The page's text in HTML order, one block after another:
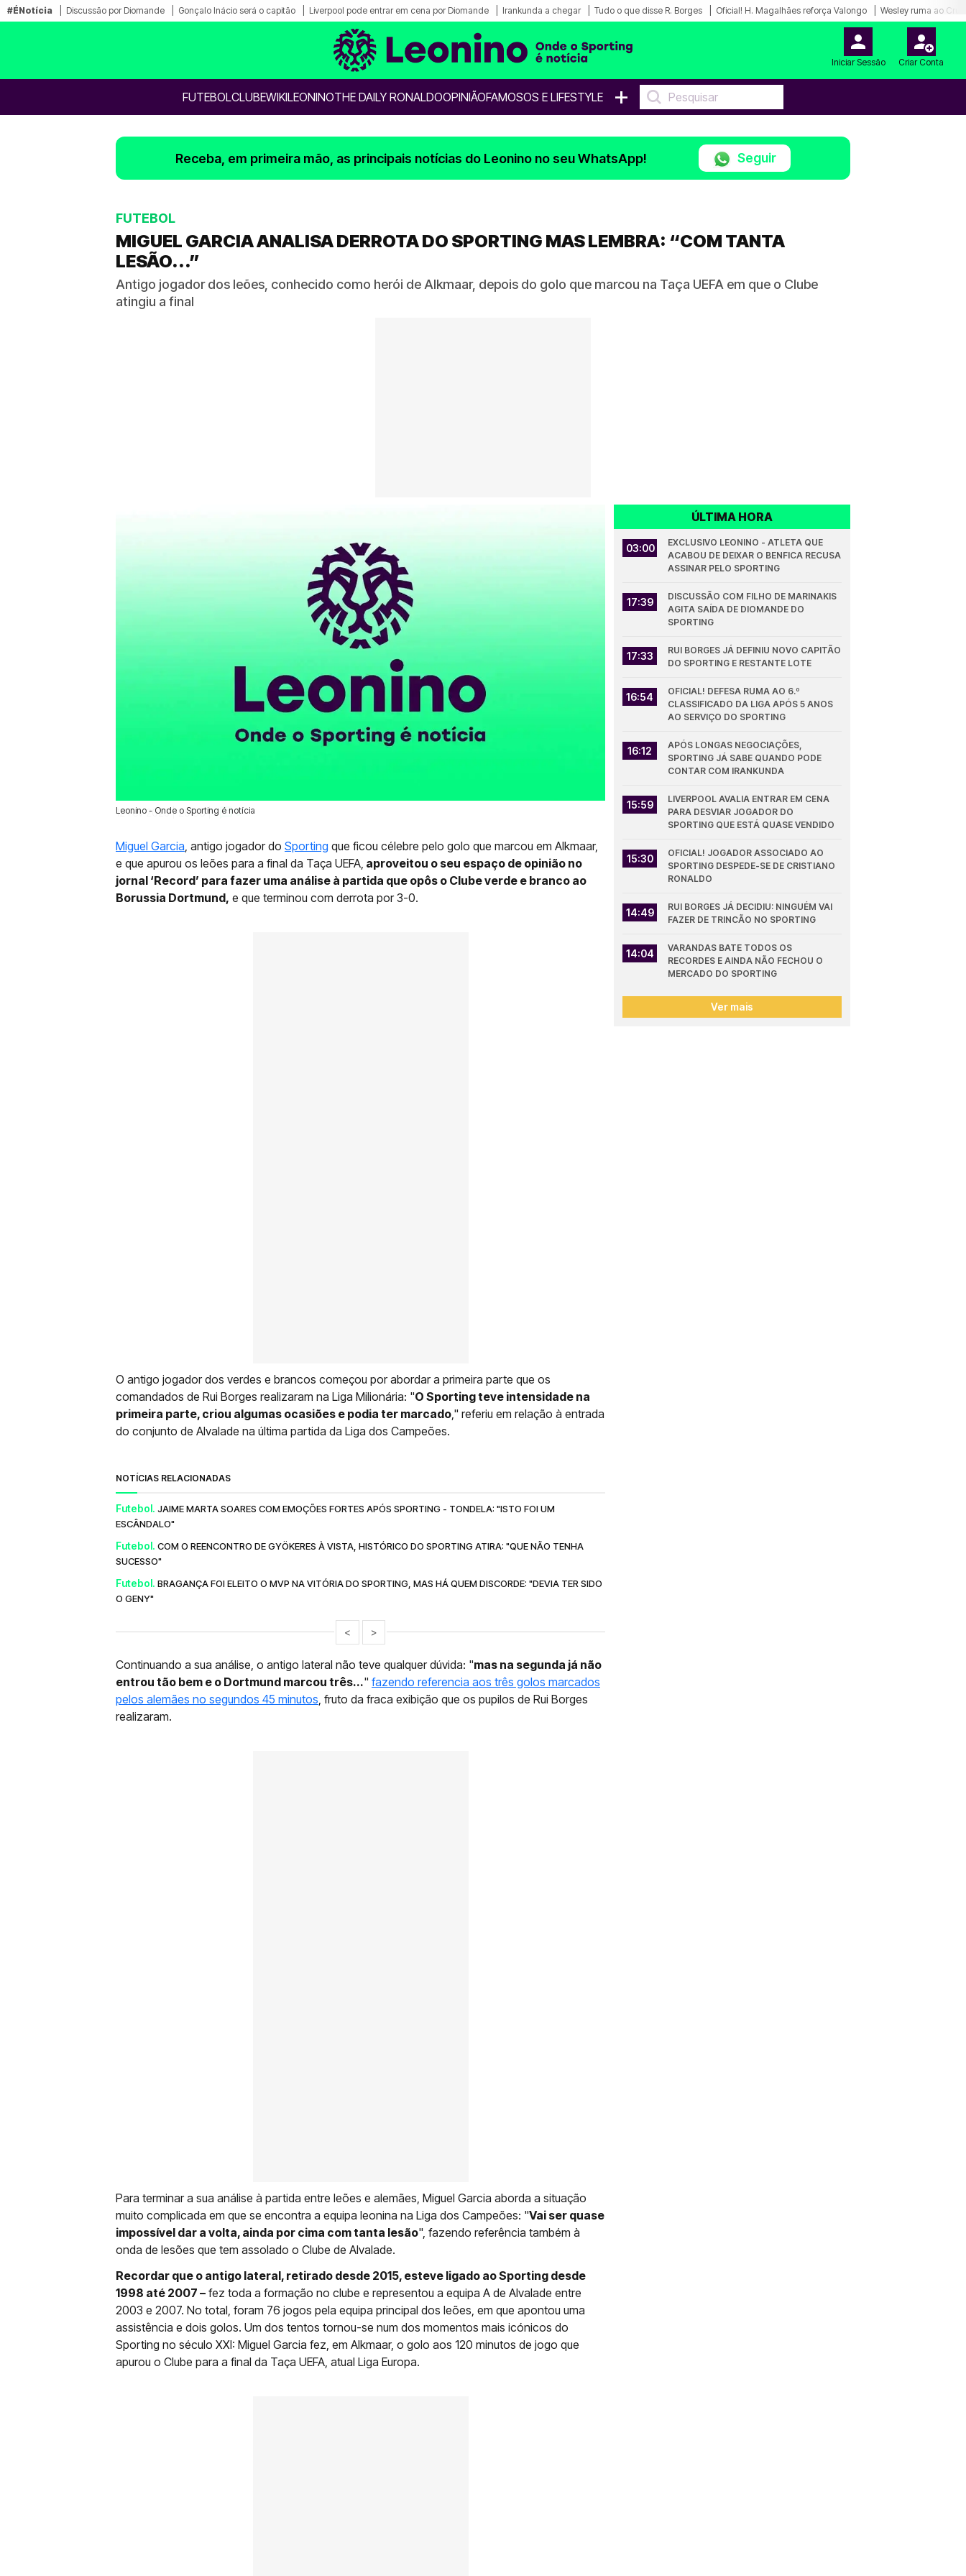
#ÉNotícia Discussão por Diomande Gonçalo Inácio será o capitão Liverpool pode entrar em cena por Diomande Irankunda a chegar Tudo o que disse R. Borges Oficial! H. Magalhães reforça Valongo Wesley ruma ao
Iniciar Sessão Criar Conta
FUTEBOLCLUBEWIKILEONINOTHE DAILY RONALDOOPINIÃOFAMOSOS E LIFESTYLE +
Receba, em primeira mão, as principais notícias do Leonino no seu WhatsApp! Seguir
FUTEBOL
MIGUEL GARCIA ANALISA DERROTA DO SPORTING MAS LEMBRA: “COM TANTA
LESÃO...”
Antigo jogador dos leões, conhecido como herói de Alkmaar, depois do golo que marcou na Taça UEFA em que o Clube
atingiu a final
Leonino - Onde o Sporting é notícia
12 Fev 2025 | 20:38 | 0
Miguel Garcia , antigo jogador do Sporting que ficou célebre pelo golo que marcou em Alkmaar,
e que apurou os leões para a final da Taça UEFA, aproveitou o seu espaço de opinião no
jornal ‘Record’ para fazer uma análise à partida que opôs o Clube verde e branco ao
Borussia Dortmund, e que terminou com derrota por 3-0.
O antigo jogador dos verdes e brancos começou por abordar a primeira parte que os
comandados de Rui Borges realizaram na Liga Milionária: "O Sporting teve intensidade na
primeira parte, criou algumas ocasiões e podia ter marcado ," referiu em relação à entrada
do conjunto de Alvalade na última partida da Liga dos Campeões.
NOTÍCIAS RELACIONADAS
Futebol. JAIME MARTA SOARES COM EMOÇÕES FORTES APÓS SPORTING - TONDELA: "ISTO FOI UM
ESCÂNDALO"
Futebol. COM O REENCONTRO DE GYÖKERES À VISTA, HISTÓRICO DO SPORTING ATIRA: "QUE NÃO TENHA
SUCESSO"
Futebol. BRAGANÇA FOI ELEITO O MVP NA VITÓRIA DO SPORTING, MAS HÁ QUEM DISCORDE: "DEVIA TER SIDO
O GENY"
< >
Continuando a sua análise, o antigo lateral não teve qualquer dúvida: "mas na segunda já não
entrou tão bem e o Dortmund marcou três..." fazendo referencia aos três golos marcados
pelos alemães no segundos 45 minutos , fruto da fraca exibição que os pupilos de Rui Borges
realizaram.
Para terminar a sua análise à partida entre leões e alemães, Miguel Garcia aborda a situação
muito complicada em que se encontra a equipa leonina na Liga dos Campeões: "Vai ser quase
impossível dar a volta, ainda por cima com tanta lesão", fazendo referência também à
onda de lesões que tem assolado o Clube de Alvalade.
Recordar que o antigo lateral, retirado desde 2015, esteve ligado ao Sporting desde
1998 até 2007 – fez toda a formação no clube e representou a equipa A de Alvalade entre
2003 e 2007. No total, foram 76 jogos pela equipa principal dos leões, em que apontou uma
assistência e dois golos. Um dos tentos tornou-se num dos momentos mais icónicos do
Sporting no século XXI: Miguel Garcia fez, em Alkmaar, o golo aos 120 minutos de jogo que
apurou o Clube para a final da Taça UEFA, atual Liga Europa.
ÚLTIMA HORA
03:00
EXCLUSIVO LEONINO - ATLETA QUE
ACABOU DE DEIXAR O BENFICA RECUSA
ASSINAR PELO SPORTING
17:39
DISCUSSÃO COM FILHO DE MARINAKIS
AGITA SAÍDA DE DIOMANDE DO
SPORTING
17:33
RUI BORGES JÁ DEFINIU NOVO CAPITÃO
DO SPORTING E RESTANTE LOTE
16:54
OFICIAL! DEFESA RUMA AO 6.º
CLASSIFICADO DA LIGA APÓS 5 ANOS
AO SERVIÇO DO SPORTING
16:12
APÓS LONGAS NEGOCIAÇÕES,
SPORTING JÁ SABE QUANDO PODE
CONTAR COM IRANKUNDA
15:59
LIVERPOOL AVALIA ENTRAR EM CENA
PARA DESVIAR JOGADOR DO
SPORTING QUE ESTÁ QUASE VENDIDO
15:30
OFICIAL! JOGADOR ASSOCIADO AO
SPORTING DESPEDE-SE DE CRISTIANO
RONALDO
14:49
RUI BORGES JÁ DECIDIU: NINGUÉM VAI
FAZER DE TRINCÃO NO SPORTING
14:04
VARANDAS BATE TODOS OS
RECORDES E AINDA NÃO FECHOU O
MERCADO DO SPORTING
Ver mais